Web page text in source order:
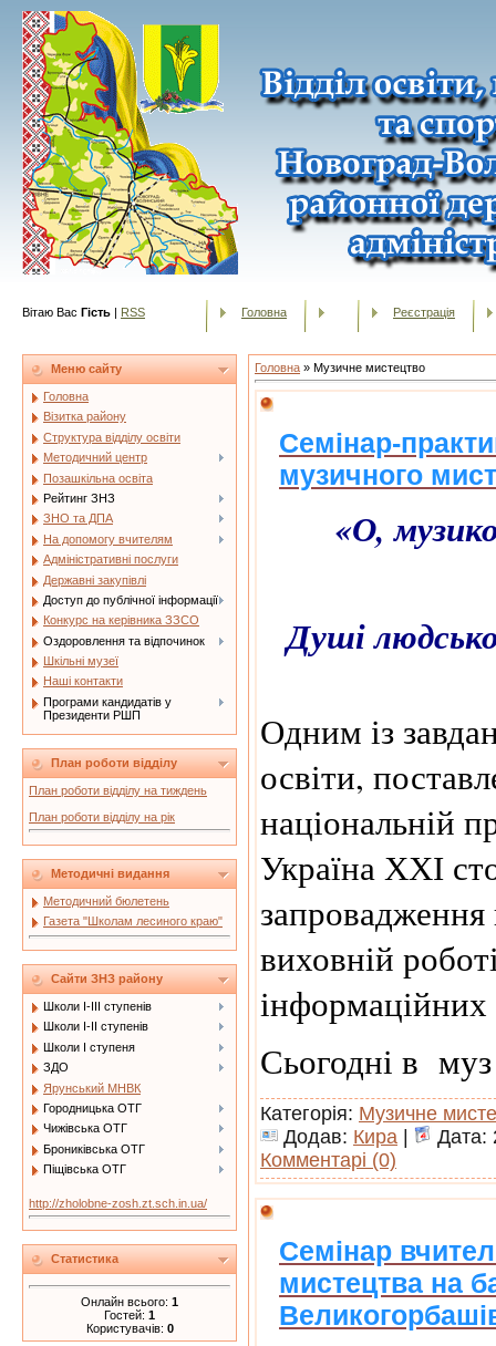
Вітаю Вас Гість | RSS Головна Реєстрація
Меню сайту
Головна
Візитка району
Структура відділу освіти
Методичний центр
Позашкільна освіта
Рейтинг ЗНЗ
ЗНО та ДПА
На допомогу вчителям
Адміністративні послуги
Державні закупівлі
Доступ до публічної інформації
Конкурс на керівника ЗЗСО
Оздоровлення та відпочинок
Шкільні музеї
Наші контакти
Програми кандидатів у
Президенти РШП
План роботи відділу
План роботи відділу на тиждень
План роботи відділу на рік
Методичні видання
Методичний бюлетень
Газета "Школам лесиного краю"
Сайти ЗНЗ району
Школи І-ІІІ ступенів
Школи І-ІІ ступенів
Школи І ступеня
ЗДО
Ярунський МНВК
Городницька ОТГ
Чижівська ОТГ
Брониківська ОТГ
Піщівська ОТГ
http://zholobne-zosh.zt.sch.in.ua/
Статистика
Онлайн всього: 1
Гостей: 1
Користувачів: 0
Головна » Музичне мистецтво
Семінар-
музичного
«О,
Душі
Одним із
освіти,
національній
Україна ХХІ
виховній
інформаційних
Сьогодні в
Категорія: Музичне
Додав: Кира | Дата:
Комментарі (0)
Семінар
мистецтва на